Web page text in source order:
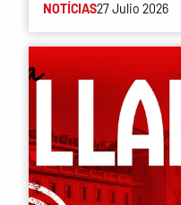
NOTÍCIAS27 Julio 2026